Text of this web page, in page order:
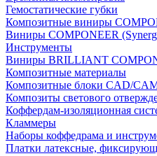
Гемостатические губки
Композитные виниры
Виниры COMPONEER
Инструменты
Виниры BRILLIANT
Композитные материалы
Композитные блоки CAD/
Композиты светового
Коффердам-изоляционная
Кламмеры
Наборы коффедрама и
Платки латексные,